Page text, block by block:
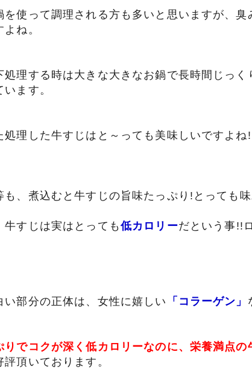
を使って調理される方も多いと思いますが、
ね。
処理する時は大きな大きなお鍋で長時間じっ
ます。
処理した牛すじはと～っても美味しいですよね
も、煮込むと牛すじの旨味たっぷり!とっても味
牛すじは実はとっても 低カロリーだという事!!
い部分の正体は、女性に嬉しい 「コラーゲン」
りでコクが深く低カロリーなのに、栄養満点の
評頂いております 。